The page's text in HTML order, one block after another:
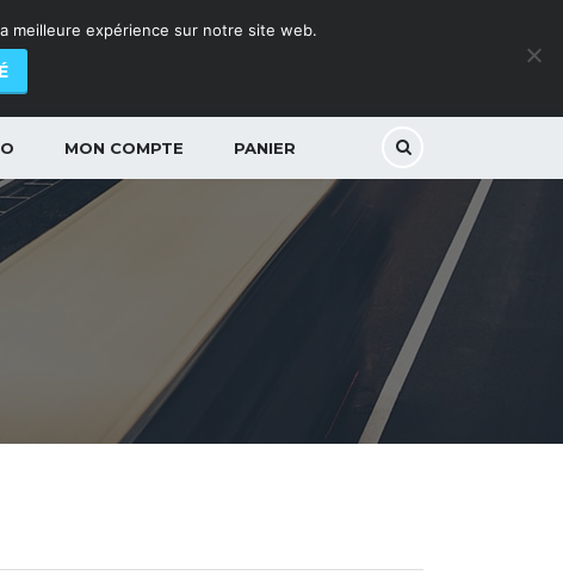
MON COMPTE PANIER
meilleure expérience sur notre site web.